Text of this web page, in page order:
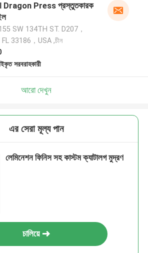
Press প্রস্তুতকারক
SW 134TH ST. D207，
33186，USA ,চীন
সরবরাহকারী
আরো দেখুন
এর সেরা মূল্য পান
লেমিনেশন ফিনিস সহ কাস্টম ক্যাটালগ মুদ্রণ
চালিয়ে